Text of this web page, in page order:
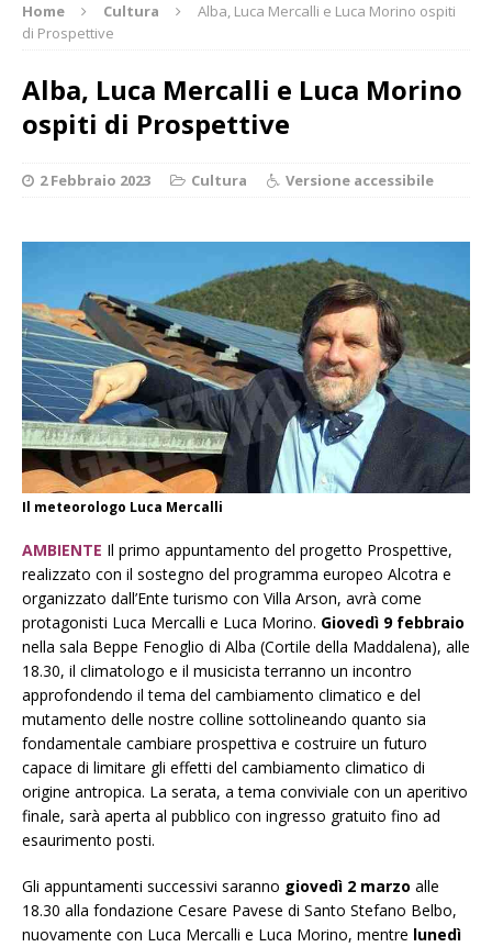
Home Cultura
Alba, Luca Mercalli e Luca Morino ospiti
di Prospettive
Alba, Luca Mercalli e Luca Morino
ospiti di Prospettive
2 Febbraio 2023 Cultura Versione accessibile
Il meteorologo Luca Mercalli
AMBIENTE Il primo appuntamento del progetto Prospettive,
realizzato con il sostegno del programma europeo Alcotra e
organizzato dall’Ente turismo con Villa Arson, avrà come
protagonisti Luca Mercalli e Luca Morino. Giovedì 9 febbraio
nella sala Beppe Fenoglio di Alba (Cortile della Maddalena), alle
18.30, il climatologo e il musicista terranno un incontro
approfondendo il tema del cambiamento climatico e del
mutamento delle nostre colline sottolineando quanto sia
fondamentale cambiare prospettiva e costruire un futuro
capace di limitare gli effetti del cambiamento climatico di
origine antropica. La serata, a tema conviviale con un aperitivo
finale, sarà aperta al pubblico con ingresso gratuito fino ad
esaurimento posti.
Gli appuntamenti successivi saranno giovedì 2 marzo alle
18.30 alla fondazione Cesare Pavese di Santo Stefano Belbo,
nuovamente con Luca Mercalli e Luca Morino, mentre lunedì